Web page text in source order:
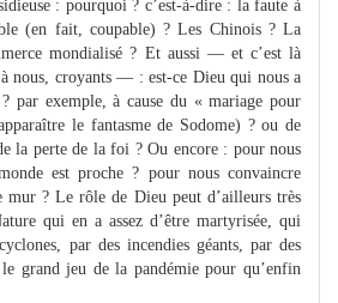
: pourquoi ? c’est-à-dire : la faute à
(en fait, coupable) ? Les Chinois ? La
mondialisé ? Et aussi — et c’est là
nous, croyants — : est-ce Dieu qui nous a
par exemple, à cause du « mariage pour
le fantasme de Sodome) ? ou de
la perte de la foi ? Ou encore : pour nous
est proche ? pour nous convaincre
mur ? Le rôle de Dieu peut d’ailleurs très
qui en a assez d’être martyrisée, qui
par des incendies géants, par des
le grand jeu de la pandémie pour qu’enfin